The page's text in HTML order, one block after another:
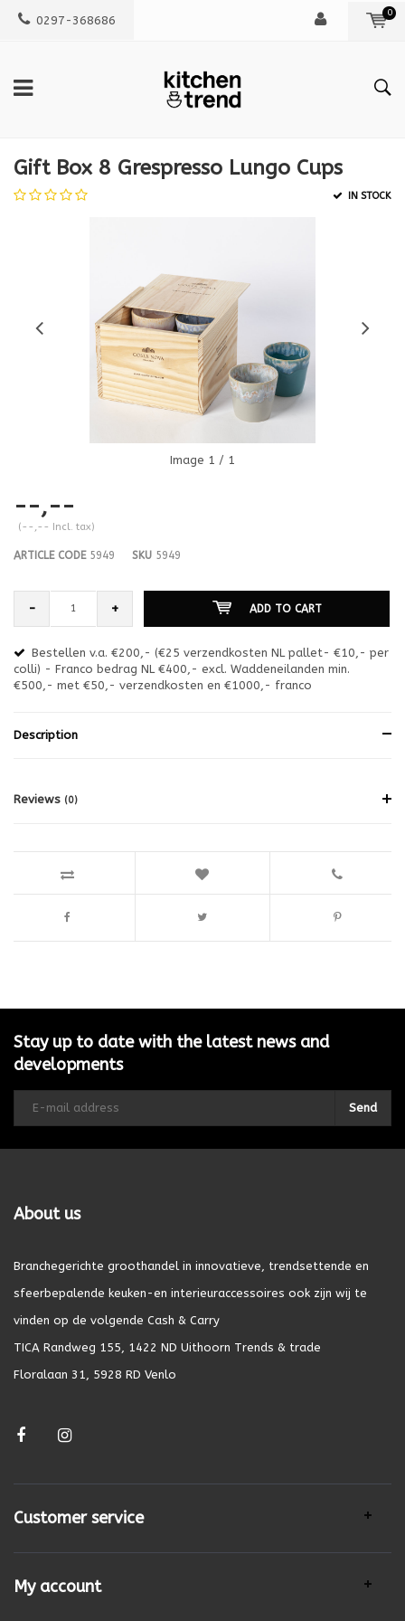
0297-368686
0
Gift Box 8 Grespresso Lungo Cups
IN STOCK
Image 1 / 1
--,--
(--,-- Incl. tax)
ARTICLE CODE5949 SKU 5949
- + ADD TO CART
Bestellen v.a. €200,- (€25 verzendkosten NL pallet- €10,- per
colli) - Franco bedrag NL €400,- excl. Waddeneilanden min.
€500,- met €50,- verzendkosten en €1000,- franco
Description
Reviews (0)
Stay up to date with the latest news and
developments
Send
About us
Branchegerichte groothandel in innovatieve, trendsettende en
sfeerbepalende keuken-en interieuraccessoires ook zijn wij te
vinden op de volgende Cash & Carry
TICA Randweg 155, 1422 ND Uithoorn Trends & trade
Floralaan 31, 5928 RD Venlo
Customer service
My account